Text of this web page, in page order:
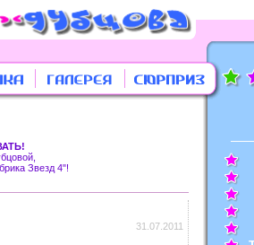
Звезд 4"!
31.07.2011